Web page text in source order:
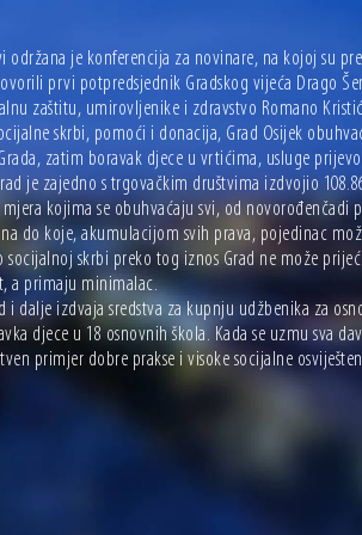
je konferencija za novinare, na kojoj su
prvi potpredsjednik Gradskog vijeća Drago
zaštitu, umirovljenike i zdravstvo Romano
skrbi, pomoći i donacija, Grad Osijek
zatim boravak djece u vrtićima, usluge
je zajedno s trgovačkim društvima izdvojio
kojima se obuhvaćaju svi, od novorođenčadi
do koje, akumulacijom svih prava, pojedinac
skrbi preko tog iznos Grad ne može
a primaju minimalac.
dalje izdvaja sredstva za kupnju udžbenika za
djece u 18 osnovnih škola. Kada se uzmu sva
primjer dobre prakse i visoke socijalne